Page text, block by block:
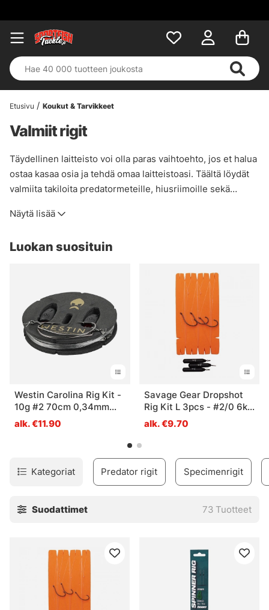
Etusivu Koukut & Tarvikkeet
Valmiit rigit
Täydellinen laitteisto voi olla paras vaihtoehto, jos et halua
ostaa kasaa osia ja tehdä omaa laitteistoasi. Täältä löydät
valmiita takiloita predatormeteille, hiusriimoille sekä
Näytä lisää
Luokan suosituin
Westin Carolina Rig Kit -
10g #2 70cm 0,34mm
0,26mm
alk. €11.90
Savage Gear Dropshot
Rig Kit L 3pcs - #2/0 6kg
0.30mm FC
alk. €9.70
Kategoriat Predator rigit Specimenrigit
Suodattimet 73 Tuotteet